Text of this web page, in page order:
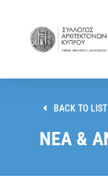
BACK TO LIST
ΝΕΑ &